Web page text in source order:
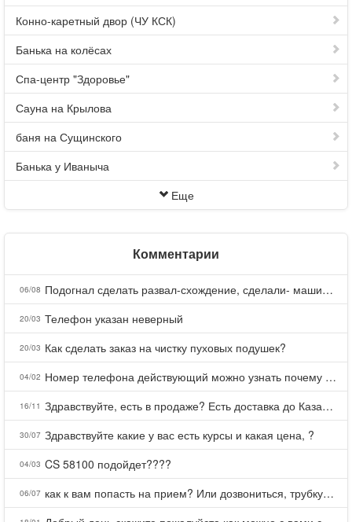
Конно-каретный двор (ЧУ КСК)
Банька на колёсах
Спа-центр "Здоровье"
Сауна на Крылова
баня на Сущинского
Банька у Иваныча
Еще
Комментарии
06/08 Подогнал сделать развал-схождение, сделали- машина уходит на право и колеса проверил все хорошо с атмосферами ужас как можно делать авто, не ужели не берегут свою репутацию, не советую.
20/03 Телефон указан неверный
20/03 Как сделать заказ на чистку пуховых подушек?
04/02 Номер телефона действующий можно узнать почему номер неправельный
16/11 Здравствуйте, есть в продаже? Есть доставка до Казани?
30/07 Здравствуйте какие у вас есть курсы и какая цена, ?
04/03 CS 58100 подойдет????
06/07 как к вам попасть на прием? Или дозвониться, трубку не берете.